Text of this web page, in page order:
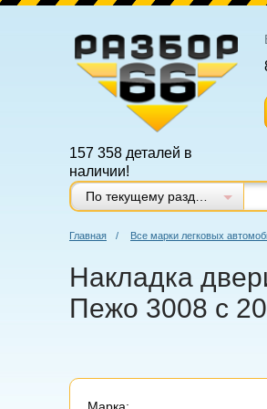
157 358 деталей в
наличии!
Главная / Все марки легковых
Накладка
Пежо 3008 с